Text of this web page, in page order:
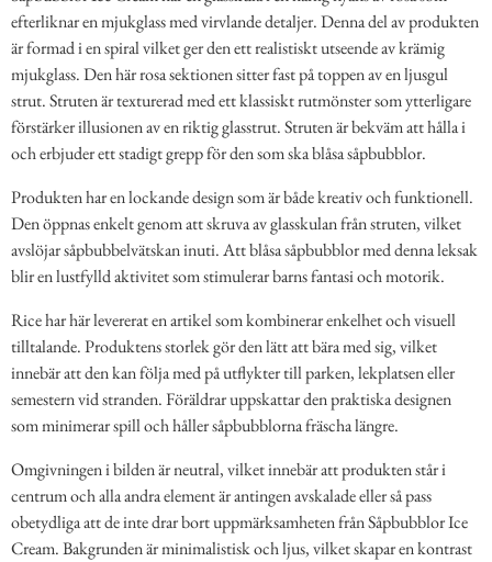
efterliknar en mjukglass med virvlande detaljer. Denna del av produkten
är formad i en spiral vilket ger den ett realistiskt utseende av krämig
mjukglass. Den här rosa sektionen sitter fast på toppen av en ljusgul
strut. Struten är texturerad med ett klassiskt rutmönster som ytterligare
förstärker illusionen av en riktig glasstrut. Struten är bekväm att hålla i
och erbjuder ett stadigt grepp för den som ska blåsa såpbubblor.
Produkten har en lockande design som är både kreativ och funktionell.
Den öppnas enkelt genom att skruva av glasskulan från struten, vilket
avslöjar såpbubbelvätskan inuti. Att blåsa såpbubblor med denna leksak
blir en lustfylld aktivitet som stimulerar barns fantasi och motorik.
Rice har här levererat en artikel som kombinerar enkelhet och visuell
tilltalande. Produktens storlek gör den lätt att bära med sig, vilket
innebär att den kan följa med på utflykter till parken, lekplatsen eller
semestern vid stranden. Föräldrar uppskattar den praktiska designen
som minimerar spill och håller såpbubblorna fräscha längre.
Omgivningen i bilden är neutral, vilket innebär att produkten står i
centrum och alla andra element är antingen avskalade eller så pass
obetydliga att de inte drar bort uppmärksamheten från Såpbubblor Ice
Cream. Bakgrunden är minimalistisk och ljus, vilket skapar en kontrast